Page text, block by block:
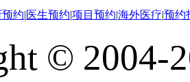
约|医生预约|项目预约|海外医疗|预约
© 2004-